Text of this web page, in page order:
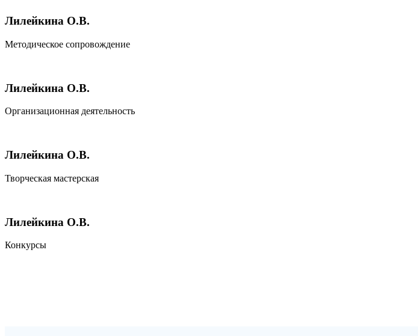
Лилейкина О.В.
Методическое сопровождение
Лилейкина О.В.
Организационная деятельность
Лилейкина О.В.
Творческая мастерская
Лилейкина О.В.
Конкурсы